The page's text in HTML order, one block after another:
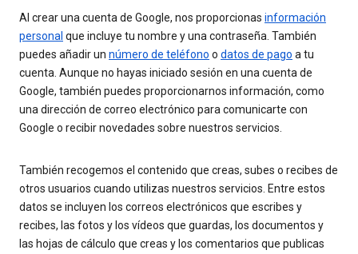
Al crear una cuenta de Google, nos proporcionas información
personal que incluye tu nombre y una contraseña. También
puedes añadir un número de teléfono o datos de pago a tu
cuenta. Aunque no hayas iniciado sesión en una cuenta de
Google, también puedes proporcionarnos información, como
una dirección de correo electrónico para comunicarte con
Google o recibir novedades sobre nuestros servicios.
También recogemos el contenido que creas, subes o recibes de
otros usuarios cuando utilizas nuestros servicios. Entre estos
datos se incluyen los correos electrónicos que escribes y
recibes, las fotos y los vídeos que guardas, los documentos y
las hojas de cálculo que creas y los comentarios que publicas